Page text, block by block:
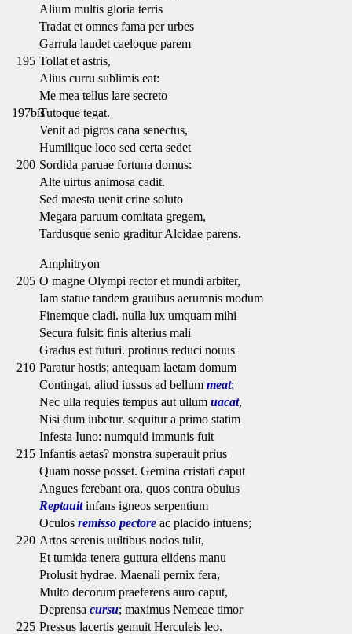
Alium multis gloria terris
Tradat et omnes fama per urbes
Garrula laudet caeloque parem
195 Tollat et astris,
Alius curru sublimis eat:
Me mea tellus lare secreto
197bisTutoque tegat.
Venit ad pigros cana senectus,
Humilique loco sed certa sedet
200 Sordida paruae fortuna domus:
Alte uirtus animosa cadit.
Sed maesta uenit crine soluto
Megara paruum comitata gregem,
Tardusque senio graditur Alcidae parens.
Amphitryon
205 O magne Olympi rector et mundi arbiter,
Iam statue tandem grauibus aerumnis modum
Finemque cladi. nulla lux umquam mihi
Secura fulsit: finis alterius mali
Gradus est futuri. protinus reduci nouus
210 Paratur hostis; antequam laetam domum
Contingat, aliud iussus ad bellum meat;
Nec ulla requies tempus aut ullum uacat,
Nisi dum iubetur. sequitur a primo statim
Infesta Iuno: numquid immunis fuit
215 Infantis aetas? monstra superauit prius
Quam nosse posset. Gemina cristati caput
Angues ferebant ora, quos contra obuius
Reptauitinfans igneos serpentium
Oculos remisso pectore ac placido intuens;
220 Artos serenis uultibus nodos tulit,
Et tumida tenera guttura elidens manu
Prolusit hydrae. Maenali pernix fera,
Multo decorum praeferens auro caput,
Deprensa cursu; maximus Nemeae timor
225 Pressus lacertis gemuit Herculeis leo.